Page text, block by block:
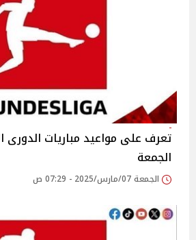
تعرف على مواعيد مباريات الدورى
الجمعة
الجمعة 07/مارس/2025 - 07:29 ص